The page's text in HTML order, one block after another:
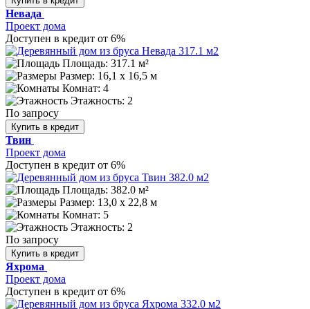
Невада
Проект дома
Доступен в кредит от 6%
Площадь: 317.1 м²
Размер: 16,1 х 16,5 м
Комнат: 4
Этажность: 2
По запросу
Купить в кредит
Твин
Проект дома
Доступен в кредит от 6%
Площадь: 382.0 м²
Размер: 13,0 х 22,8 м
Комнат: 5
Этажность: 2
По запросу
Купить в кредит
Яхрома
Проект дома
Доступен в кредит от 6%